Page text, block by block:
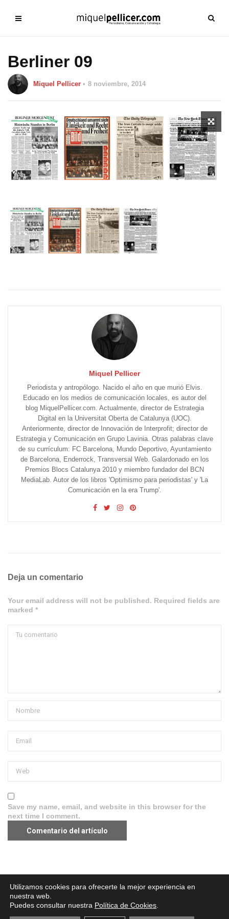
Berliner 09
Miquel Pellicer 8 noviembre, 2014
Miquel Pellicer
Periodista y antropólogo. Nacido el año en que murió Elvis.
Educado en los medios de comunicación locales, es autor del
blog MiquelPellicer.com. Actualmente, director de Estrategia
Digital en la Universitat Oberta de Catalunya (UOC).
Anteriormente, director de Innovación de Interprofit; director de
Estrategia y Comunicación en Grupo Lavinia. Otras palabras clave
de su currículum: FC Barcelona, Mundo Deportivo, Ayuntamiento
de Barcelona, Enderrock, Transversal Web. Galardonado en los
Premios Blocs Catalunya 2010 y miembro fundador del BCN
MediaLab. Autor de los libros 'Optimismo para periodistas' y 'La
Comunicación en la era Trump'.
Deja un comentario
Your email address will not be published. Required fields are
marked *
Save my name, email, and website in this browser for the
next time I comment.
Aviso legal·Política de Privacidad·Política de Cookies
Utilizamos cookies para ofrecerte la mejor experiencia en
nuestra web.
Puedes consultar nuestra Política de Cookies